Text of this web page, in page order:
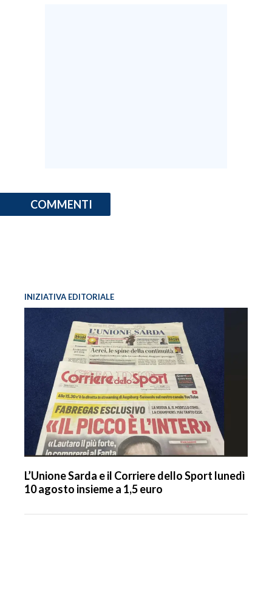
COMMENTI
INIZIATIVA EDITORIALE
L’Unione Sarda e il Corriere dello Sport lunedì
10 agosto insieme a 1,5 euro